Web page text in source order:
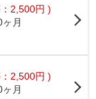
2,500円 )
ヶ月
2,500円 )
ヶ月